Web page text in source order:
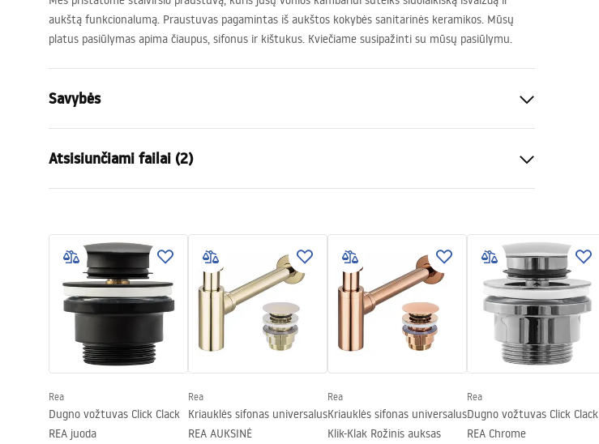
aukštą funkcionalumą. Praustuvas pagamintas iš aukštos kokybės sanitarinės keramikos. Mūsų
platus pasiūlymas apima čiaupus, sifonus ir kištukus. Kviečiame susipažinti su mūsų pasiūlymu.
Savybės
Medžiaga
Spalva
Pilka, Permatomas
Plotis
355
mm
Aukštis
mm
Forma
Apvalus
Skylė baterijom
Ne
Perpildymo anga
Atsisiunčiami failai (2)
Basin.pdf
Warranty_Terms_and_Conditions_
Basins_-_5.pdf
Rea
Dugno vožtuvas Click Clack
REA juoda
Rea
Kriauklės sifonas universalus
REA AUKSINĖ
Rea
Kriauklės sifonas universalus
Klik-Klak Rožinis auksas
Rea
Dugno vožtuvas Click Clack
REA Chrome